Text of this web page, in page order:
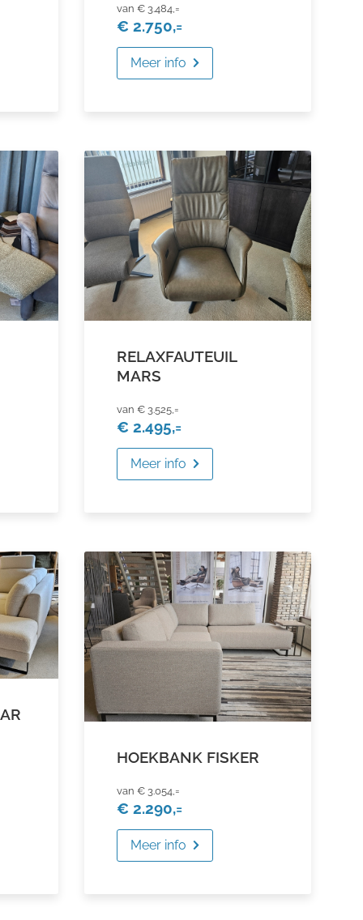
€ 3.484,=
€ 2.750,=
Meer info
RELAXFAUTEUIL
MARS
€ 3.525,=
€ 2.495,=
Meer info
HOEKBANK FISKER
€ 3.054,=
€ 2.290,=
Meer info